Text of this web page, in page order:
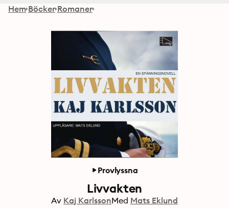
Hem Böcker Romaner
Provlyssna
Livvakten
Av Kaj KarlssonMed Mats Eklund